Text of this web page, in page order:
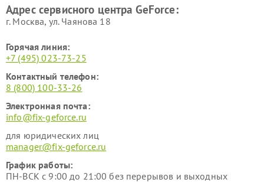
Адрес сервисного центра GeForce:
г. Москва, ул. Чаянова 18
Горячая линия:
+7 (495) 023-73-25
Контактный телефон:
8 (800) 100-33-26
Электронная почта:
info@fix-geforce.ru
для юридических лиц
manager@fix-geforce.ru
График работы:
ПН-ВСК с 9:00 до 21:00 без перерывов и выходных